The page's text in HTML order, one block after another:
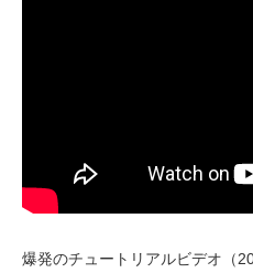
爆発のチュートリアルビデオ（